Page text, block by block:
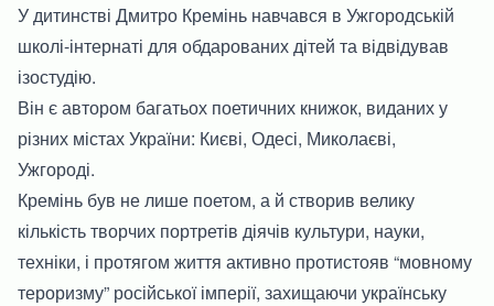
У дитинстві Дмитро Кремінь навчався в Ужгородській
школі-інтернаті для обдарованих дітей та відвідував
ізостудію.
Він є автором багатьох поетичних книжок, виданих у
різних містах України: Києві, Одесі, Миколаєві,
Ужгороді.
Кремінь був не лише поетом, а й створив велику
кількість творчих портретів діячів культури, науки,
техніки, і протягом життя активно протистояв “мовному
тероризму” російської імперії, захищаючи українську